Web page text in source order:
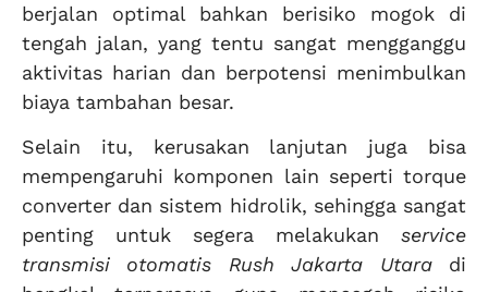
berjalan optimal bahkan berisiko mogok di
tengah jalan, yang tentu sangat mengganggu
aktivitas harian dan berpotensi menimbulkan
biaya tambahan besar.
Selain itu, kerusakan lanjutan juga bisa
mempengaruhi komponen lain seperti torque
converter dan sistem hidrolik, sehingga sangat
penting untuk segera melakukan service
transmisi otomatis Rush Jakarta Utaradi